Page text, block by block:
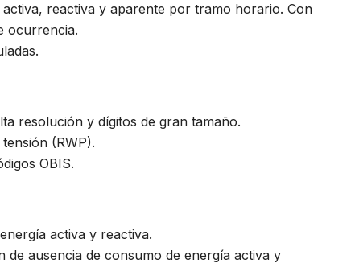
activa, reactiva y aparente por tramo horario. Con
ocurrencia.
resolución y dígitos de gran tamaño.
(RWP).
OBIS.
activa y reactiva.
de ausencia de consumo de energía activa y